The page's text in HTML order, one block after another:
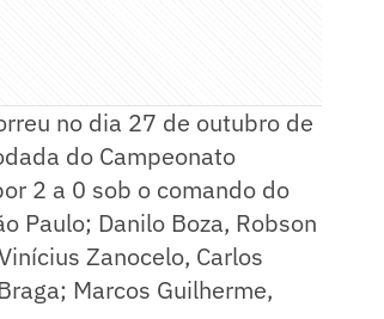
no dia 27 de outubro de
do Campeonato
2 a 0 sob o comando do
Paulo; Danilo Boza, Robson
Zanocelo, Carlos
Marcos Guilherme,